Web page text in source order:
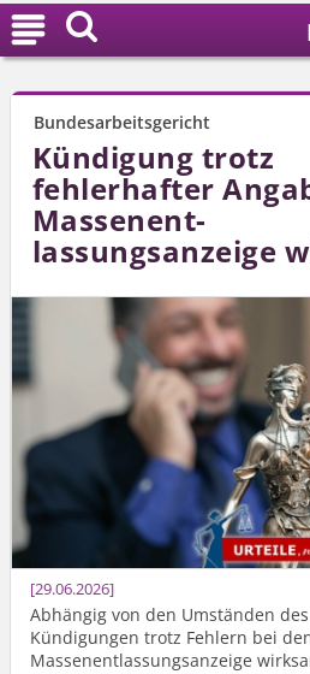

Bundesarbeitsgericht
Kündigung trotz
fehlerhafter
Massenent­
lassungsanzeige
29.06.2026
Abhängig von den Umständen
Kündigungen trotz Fehlern bei
Massenent­lassungsanzeige